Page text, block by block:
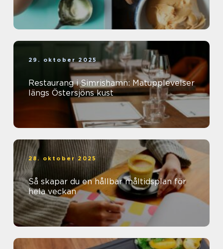
29. oktober 2025
Restaurang i Simrishamn: Matupplevelser
längs Östersjöns kust
28. oktober 2025
Så skapar du en hållbar måltidsplan för
hela veckan